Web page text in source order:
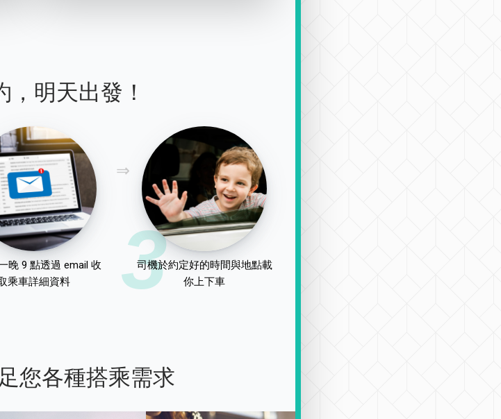
，明天出發！
晚 9 點透過 email 收
乘車詳細資料
3
司機於約定好的時間與地點載
你上下車
您各種搭乘需求